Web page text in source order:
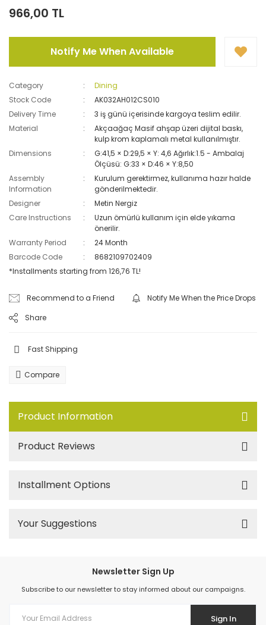
966,00 TL
Notify Me When Available
Category
Dining
Stock Code
AK032AH012CS010
Delivery Time
3 iş günü içerisinde kargoya teslim edilir.
Material
Akçaağaç Masif ahşap üzeri dijital baskı,
kulp krom kaplamalı metal kullanılmıştır.
Dimensions
G:41,5 × D:29,5 × Y: 4,6 Ağırlık:1.5 - Ambalaj
Ölçüsü: G:33 × D:46 × Y:8,50
Assembly
Information
Kurulum gerektirmez, kullanıma hazır halde
gönderilmektedir.
Designer
Metin Nergiz
Care Instructions
Uzun ömürlü kullanım için elde yıkama
önerilir.
Warranty Period
24 Month
Barcode Code
8682109702409
*Installments starting from 126,76 TL!
Recommend to a Friend
Notify Me When the Price Drops
Share
Fast Shipping
Compare
Product Information
Product Reviews
Installment Options
Your Suggestions
Newsletter Sign Up
Subscribe to our newsletter to stay informed about our campaigns.
Sign In